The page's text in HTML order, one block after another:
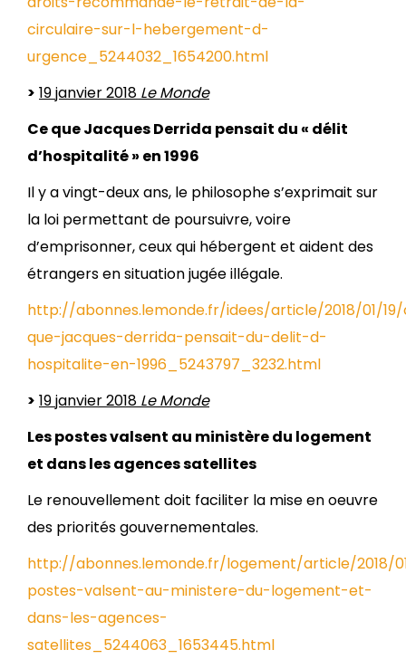
circulaire-sur-l-hebergement-d-
urgence_5244032_1654200.html
> 19 janvier 2018 Le Monde
Ce que Jacques Derrida pensait du « délit
d’hospitalité » en 1996
Il y a vingt-deux ans, le philosophe s’exprimait sur
la loi permettant de poursuivre, voire
d’emprisonner, ceux qui hébergent et aident des
étrangers en situation jugée illégale.
http://abonnes.lemonde.fr/idees/article/2018/01/
que-jacques-derrida-pensait-du-delit-d-
hospitalite-en-1996_5243797_3232.html
> 19 janvier 2018 Le Monde
Les postes valsent au ministère du logement
et dans les agences satellites
Le renouvellement doit faciliter la mise en oeuvre
des priorités gouvernementales.
http://abonnes.lemonde.fr/logement/article/2018/
postes-valsent-au-ministere-du-logement-et-
dans-les-agences-
satellites_5244063_1653445.html